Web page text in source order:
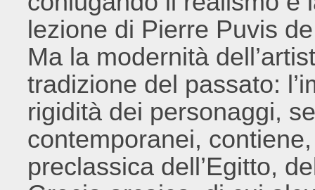
lezione di Pierre Puvis
Ma la modernità
tradizione del passato:
rigidità dei personaggi,
contemporanei,
preclassica dell’Egitto,